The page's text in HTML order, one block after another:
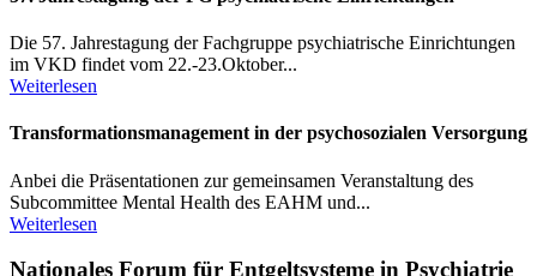
Die 57. Jahrestagung der Fachgruppe psychiatrische Einrichtungen
im VKD findet vom 22.-23.Oktober...
Weiterlesen
Transformationsmanagement in der psychosozialen Versorgung
Anbei die Präsentationen zur gemeinsamen Veranstaltung des
Subcommittee Mental Health des EAHM und...
Weiterlesen
Nationales Forum für Entgeltsysteme in Psychiatrie